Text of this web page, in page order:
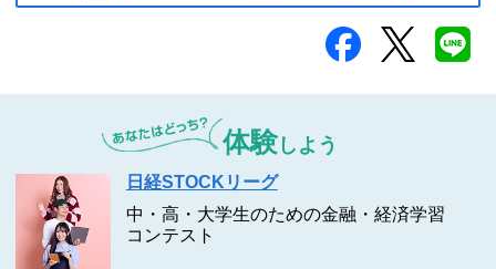
体験しよう
日経STOCKリーグ
中・高・大学生のための金融・経済学習
コンテスト